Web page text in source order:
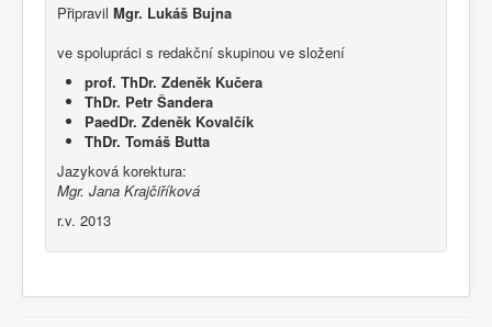
Připravil Mgr. Lukáš Bujna
ve spolupráci s redakční skupinou ve složení
prof. ThDr. Zdeněk Kučera
ThDr. Petr Šandera
PaedDr. Zdeněk Kovalčík
ThDr. Tomáš Butta
Jazyková korektura:
Mgr. Jana Krajčiříková
r.v. 2013